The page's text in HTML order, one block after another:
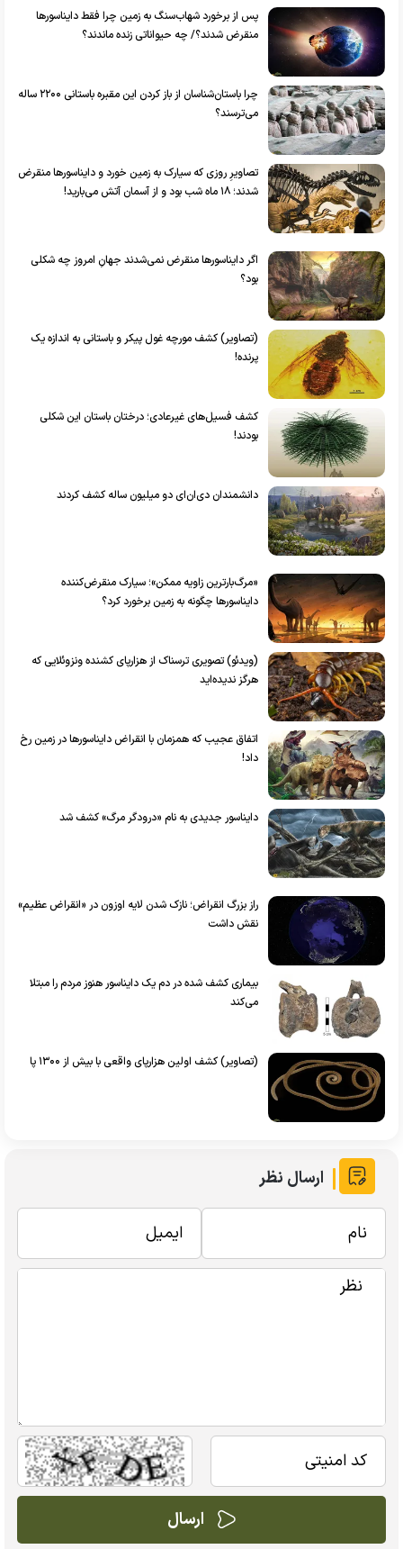
پس از برخورد شهاب‌سنگ به زمین چرا فقط دایناسور‌ها
منقرض شدند؟/ چه حیواناتی زنده ماندند؟
چرا باستان‌شناسان از باز کردن این مقبره باستانی ۲۲۰۰ ساله
می‌ترسند؟
تصاویرِ روزی که سیارک به زمین خورد و دایناسور‌ها منقرض
شدند؛ ۱۸ ماه شب بود و از آسمان آتش می‌بارید!
اگر دایناسور‌ها منقرض نمی‌شدند جهانِ امروز چه شکلی
بود؟
(تصاویر) کشف مورچه غول پیکر و باستانی به اندازه یک
پرنده!
کشف فسیل‌های غیرعادی؛ درختان باستان این شکلی
بودند!
دانشمندان دی‌ان‌ای دو میلیون ساله کشف کردند
«مرگ‌بارترین زاویه ممکن»؛ سیارک منقرض‌کننده
دایناسور‌ها چگونه به زمین برخورد کرد؟
(ویدئو) تصویری ترسناک از هزارپای کشنده ونزوئلایی که
هرگز ندیده‌اید
اتفاق عجیب که همزمان با انقراض دایناسورها در زمین رخ
داد!
دایناسور جدیدی به نام «درودگر مرگ» کشف شد
راز بزرگ انقراض؛ نازک شدن لایه اوزون در «انقراض عظیم»
نقش داشت
بیماری کشف شده در دم یک دایناسور هنوز مردم را مبتلا
می‌کند
(تصاویر) کشف اولین هزارپای واقعی با بیش از ۱۳۰۰ پا
ارسال نظر